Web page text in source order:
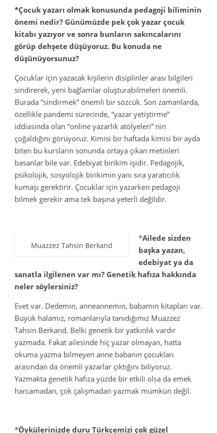
*Çocuk yazarı olmak konusunda pedagoji biliminin
önemi nedir? Günümüzde pek çok yazar çocuk
kitabı yazıyor ve sonra bunların sakıncalarını
görüp dehşete düşüyoruz. Bu konuda ne
düşünüyorsunuz?
Çocuklar için yazacak kişilerin disiplinler arası bilgileri
sindirerek, yeni bağlamlar oluşturabilmeleri önemli.
Burada “sindirmek” önemli bir sözcük. Son zamanlarda,
özellikle pandemi sürecinde, “yazar yetiştirme”
iddiasında olan “online yazarlık atölyeleri” nin
çoğaldığını görüyoruz. Kimisi bir haftada kimisi bir ayda
biten bu kursların sonunda ortaya çıkan metinleri
basanlar bile var. Edebiyat birikim işidir. Pedagojik,
psikolojik, sosyolojik birikimin yanı sıra yaratıcılık
kumaşı gerektirir. Çocuklar için yazarken pedagoji
bilmek gerekir ama tek başına yeterli değildir.
Muazzez Tahsin Berkand
*Ailede sizden
başka yazan,
edebiyat ya da
sanatla ilgilenen var mı? Genetik hafıza hakkında
neler söylersiniz?
Evet var. Dedemin, anneannemin, babamın kitapları var.
Büyük halamız, romanlarıyla tanıdığımız Muazzez
Tahsin Berkand. Belki genetik bir yatkınlık vardır
yazmada. Fakat ailesinde hiç yazar olmayan, hatta
okuma yazma bilmeyen anne babanın çocukları
arasından da önemli yazarlar çıktığını biliyoruz.
Yazmakta genetik hafıza yüzde bir etkili olsa da emek
harcamadan, çok çalışmadan yazmak mümkün değil.
*Öykülerinizde duru Türkçemizi çok güzel